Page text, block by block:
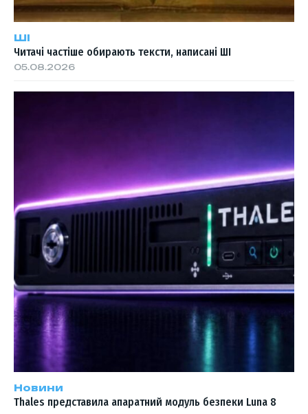
ШІ
Читачі частіше обирають тексти, написані ШІ
05.08.2026
Новини
Thales представила апаратний модуль безпеки Luna 8